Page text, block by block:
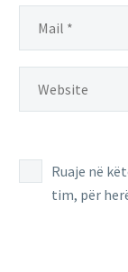
Ruaje në
tim, për